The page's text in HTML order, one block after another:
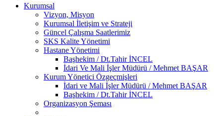
Kurumsal
Vizyon, Misyon
Kurumsal İletişim ve Strateji
Güncel Çalışma Saatlerimiz
SKS Kalite Yönetimi
Hastane Yönetimi
Başhekim / Dt.Tahir İNCEL
İdari Ve Mali İşler Müdürü / Mehmet BAŞAR
Kurum Yönetici Özgeçmişleri
İdari ve Mali İşler Müdürü / Mehmet BAŞAR
Başhekim / Dt.Tahir İNCEL
Organizasyon Şeması